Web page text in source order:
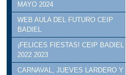
MAYO 2024
WEB AULA DEL FUTURO CEIP
BADIEL
¡FELICES FIESTAS! CEIP BADIEL
2022 2023
CARNAVAL, JUEVES LARDERO Y